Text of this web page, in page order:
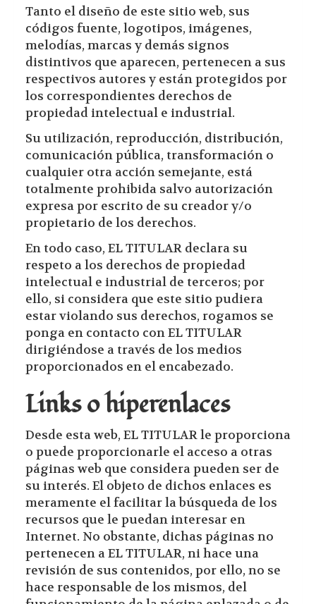
Tanto el diseño de este sitio web, sus
códigos fuente, logotipos, imágenes,
melodías, marcas y demás signos
distintivos que aparecen, pertenecen a sus
respectivos autores y están protegidos por
los correspondientes derechos de
propiedad intelectual e industrial.
Su utilización, reproducción, distribución,
comunicación pública, transformación o
cualquier otra acción semejante, está
totalmente prohibida salvo autorización
expresa por escrito de su creador y/o
propietario de los derechos.
En todo caso, EL TITULAR declara su
respeto a los derechos de propiedad
intelectual e industrial de terceros; por
ello, si considera que este sitio pudiera
estar violando sus derechos, rogamos se
ponga en contacto con EL TITULAR
dirigiéndose a través de los medios
proporcionados en el encabezado.
Links o hiperenlaces
Desde esta web, EL TITULAR le proporciona
o puede proporcionarle el acceso a otras
páginas web que considera pueden ser de
su interés. El objeto de dichos enlaces es
meramente el facilitar la búsqueda de los
recursos que le puedan interesar en
Internet. No obstante, dichas páginas no
pertenecen a EL TITULAR, ni hace una
revisión de sus contenidos, por ello, no se
hace responsable de los mismos, del